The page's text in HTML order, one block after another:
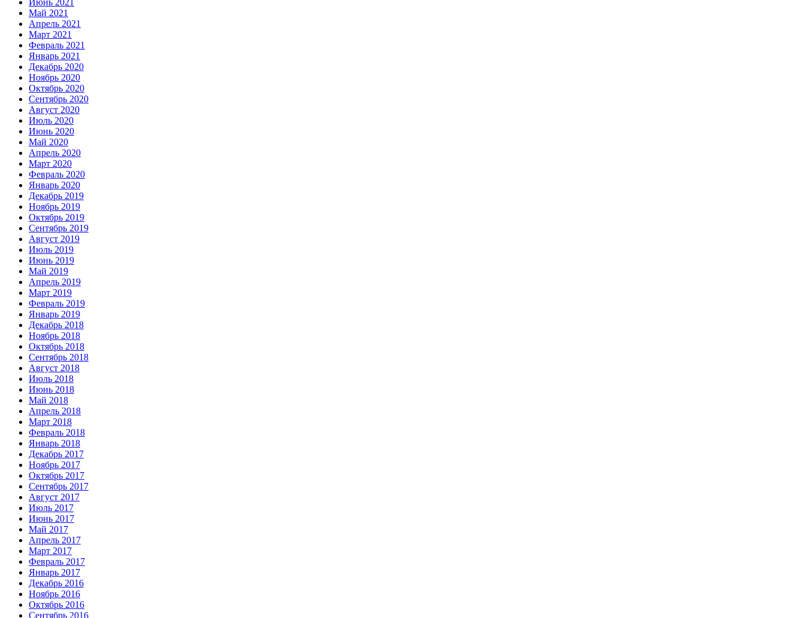
Май 2021
Апрель 2021
Март 2021
Февраль 2021
Январь 2021
Декабрь 2020
Ноябрь 2020
Октябрь 2020
Сентябрь 2020
Август 2020
Июль 2020
Июнь 2020
Май 2020
Апрель 2020
Март 2020
Февраль 2020
Январь 2020
Декабрь 2019
Ноябрь 2019
Октябрь 2019
Сентябрь 2019
Август 2019
Июль 2019
Июнь 2019
Май 2019
Апрель 2019
Март 2019
Февраль 2019
Январь 2019
Декабрь 2018
Ноябрь 2018
Октябрь 2018
Сентябрь 2018
Август 2018
Июль 2018
Июнь 2018
Май 2018
Апрель 2018
Март 2018
Февраль 2018
Январь 2018
Декабрь 2017
Ноябрь 2017
Октябрь 2017
Сентябрь 2017
Август 2017
Июль 2017
Июнь 2017
Май 2017
Апрель 2017
Март 2017
Февраль 2017
Январь 2017
Декабрь 2016
Ноябрь 2016
Октябрь 2016
Сентябрь 2016